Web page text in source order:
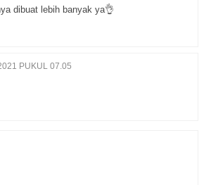
dibuat lebih banyak ya👌
PUKUL 07.05